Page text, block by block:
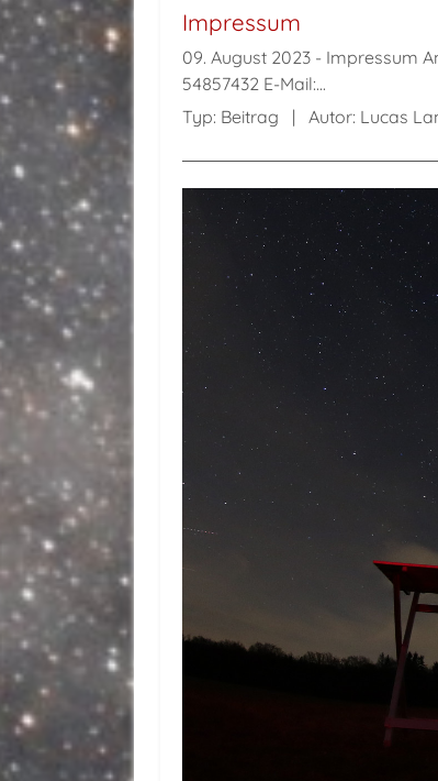
Impressum
09. August 2023
Impressum
54857432 E-Mail:...
Typ: Beitrag Autor: Lucas